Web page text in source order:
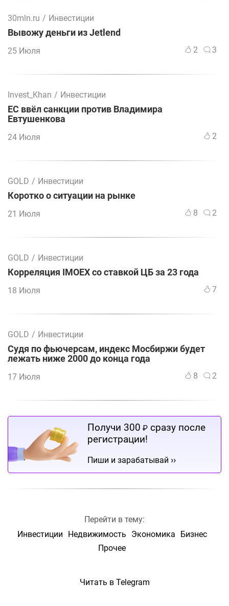
30mln.ru / Инвестиции
Вывожу деньги из Jetlend
25 Июля 2 3
Invest_Khan / Инвестиции
ЕС ввёл санкции против Владимира
Евтушенкова
24 Июля 2
GOLD / Инвестиции
Коротко о ситуации на рынке
21 Июля 8 2
GOLD / Инвестиции
Корреляция IMOEX со ставкой ЦБ за 23 года
18 Июля 7
GOLD / Инвестиции
Судя по фьючерсам, индекс Мосбиржи будет
лежать ниже 2000 до конца года
17 Июля 8 2
Получи 300 ₽ сразу после
регистрации!
Пиши и зарабатывай ››
Перейти в тему:
Инвестиции
Недвижимость Экономика
Бизнес
Прочее
Читать в Telegram